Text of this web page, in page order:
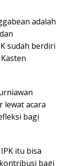
adalah
sudah berdiri
lewat acara
bagi
itu bisa
bagi